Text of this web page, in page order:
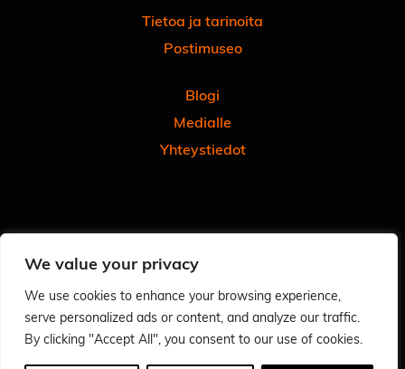
We value your privacy
We use cookies to enhance your browsing experience,
serve personalized ads or content, and analyze our traffic.
By clicking "Accept All", you consent to our use of cookies.
Tietoa ja tarinoita
Postimuseo
Blogi
Medialle
Yhteystiedot
Tilaa uutiskirjeemme
Anna meille palautetta
Arvioi käyntisi Googlessa - autat meitä ja muita
Tietosuoja